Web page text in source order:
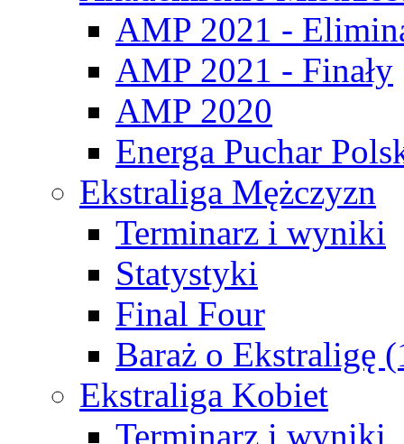
AMP 2021 -
AMP 2021 - Finały
AMP 2020
Energa Puchar
Ekstraliga Mężczyzn
Terminarz i wyniki
Statystyki
Final Four
Baraż o Ekstraligę
Ekstraliga Kobiet
Terminarz i wyniki